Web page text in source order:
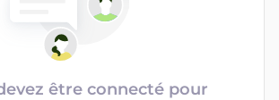
être connecté pour